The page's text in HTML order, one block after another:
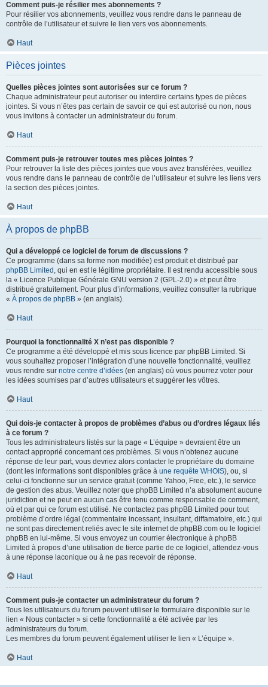
Comment puis-je résilier mes abonnements ?
Pour résilier vos abonnements, veuillez vous rendre dans le panneau de
contrôle de l’utilisateur et suivre le lien vers vos abonnements.
Haut
Pièces jointes
Quelles pièces jointes sont autorisées sur ce forum ?
Chaque administrateur peut autoriser ou interdire certains types de pièces
jointes. Si vous n’êtes pas certain de savoir ce qui est autorisé ou non, nous
vous invitons à contacter un administrateur du forum.
Haut
Comment puis-je retrouver toutes mes pièces jointes ?
Pour retrouver la liste des pièces jointes que vous avez transférées, veuillez
vous rendre dans le panneau de contrôle de l’utilisateur et suivre les liens vers
la section des pièces jointes.
Haut
À propos de phpBB
Qui a développé ce logiciel de forum de discussions ?
Ce programme (dans sa forme non modifiée) est produit et distribué par
phpBB Limited , qui en est le légitime propriétaire. Il est rendu accessible sous
la « Licence Publique Générale GNU version 2 (GPL-2.0) » et peut être
distribué gratuitement. Pour plus d’informations, veuillez consulter la rubrique
« À propos de phpBB » (en anglais).
Haut
Pourquoi la fonctionnalité X n’est pas disponible ?
Ce programme a été développé et mis sous licence par phpBB Limited. Si
vous souhaitez proposer l’intégration d’une nouvelle fonctionnalité, veuillez
vous rendre sur notre centre d’idées (en anglais) où vous pourrez voter pour
les idées soumises par d’autres utilisateurs et suggérer les vôtres.
Haut
Qui dois-je contacter à propos de problèmes d’abus ou d’ordres légaux liés
à ce forum ?
Tous les administrateurs listés sur la page « L’équipe » devraient être un
contact approprié concernant ces problèmes. Si vous n’obtenez aucune
réponse de leur part, vous devriez alors contacter le propriétaire du domaine
(dont les informations sont disponibles grâce à une requête WHOIS), ou, si
celui-ci fonctionne sur un service gratuit (comme Yahoo, Free, etc.), le service
de gestion des abus. Veuillez noter que phpBB Limited n’a absolument aucune
juridiction et ne peut en aucun cas être tenu comme responsable de comment,
où et par qui ce forum est utilisé. Ne contactez pas phpBB Limited pour tout
problème d’ordre légal (commentaire incessant, insultant, diffamatoire, etc.) qui
ne sont pas directement reliés avec le site internet de phpBB.com ou le logiciel
phpBB en lui-même. Si vous envoyez un courrier électronique à phpBB
Limited à propos d’une utilisation de tierce partie de ce logiciel, attendez-vous
à une réponse laconique ou à ne pas recevoir de réponse.
Haut
Comment puis-je contacter un administrateur du forum ?
Tous les utilisateurs du forum peuvent utiliser le formulaire disponible sur le
lien « Nous contacter » si cette fonctionnalité a été activée par les
administrateurs du forum.
Les membres du forum peuvent également utiliser le lien « L’équipe ».
Haut